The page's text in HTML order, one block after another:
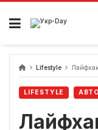
перейти
содержанию
Lifestyle Лайфхаки
LIFESTYLE